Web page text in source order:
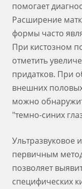
помогает
Расширение
формы часто
При кистозном
отметить
придатков. При
внешних
можно
"темно-синих
Ультразвуковое
первичным
позволяет
специфических